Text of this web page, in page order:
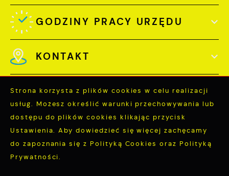
GODZINY PRACY URZĘDU
KONTAKT
Odwiedzin: 3757629
Online: 295
Strona korzysta z plików cookies w celu realizacji
usług. Możesz określić warunki przechowywania lub
dostępu do plików cookies klikając przycisk
Ustawienia. Aby dowiedzieć się więcej zachęcamy
do zapoznania się z Polityką Cookies oraz Polityką
Prywatności.